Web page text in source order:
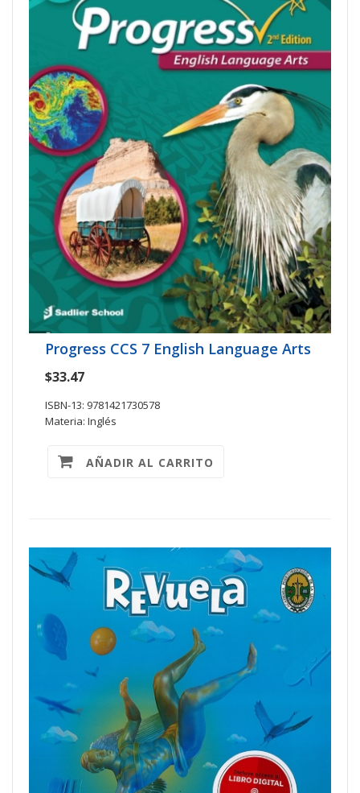
Progress CCS 7 English Language Arts
$33.47
ISBN-13: 9781421730578
Materia: Inglés
AÑADIR AL CARRITO